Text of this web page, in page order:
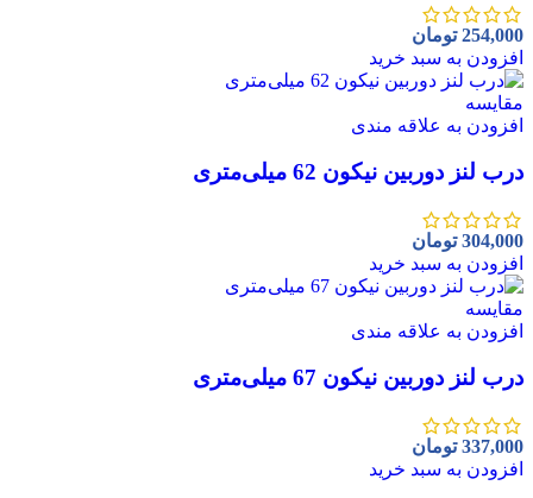
254,000 تومان
افزودن به سبد خرید
مقايسه
افزودن به علاقه مندی
درب لنز دوربین نیکون 62 میلی‌متری
304,000 تومان
افزودن به سبد خرید
مقايسه
افزودن به علاقه مندی
درب لنز دوربین نیکون 67 میلی‌متری
337,000 تومان
افزودن به سبد خرید